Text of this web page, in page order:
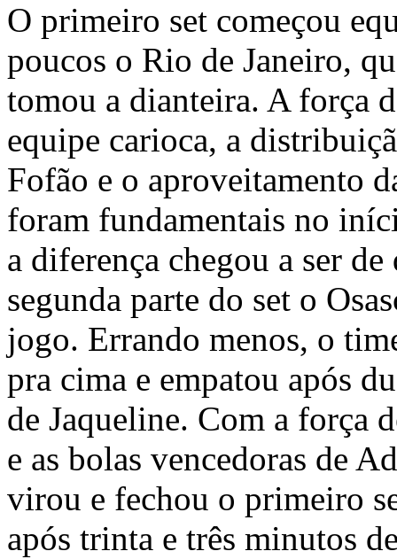
O primeiro set começou
poucos o Rio de Janeiro,
tomou a dianteira. A força
equipe carioca, a
Fofão e o aproveitamento
foram fundamentais no
a diferença chegou a ser
segunda parte do set o
jogo. Errando menos, o
pra cima e empatou após
de Jaqueline. Com a força
e as bolas vencedoras de
virou e fechou o primeiro
após trinta e três minutos